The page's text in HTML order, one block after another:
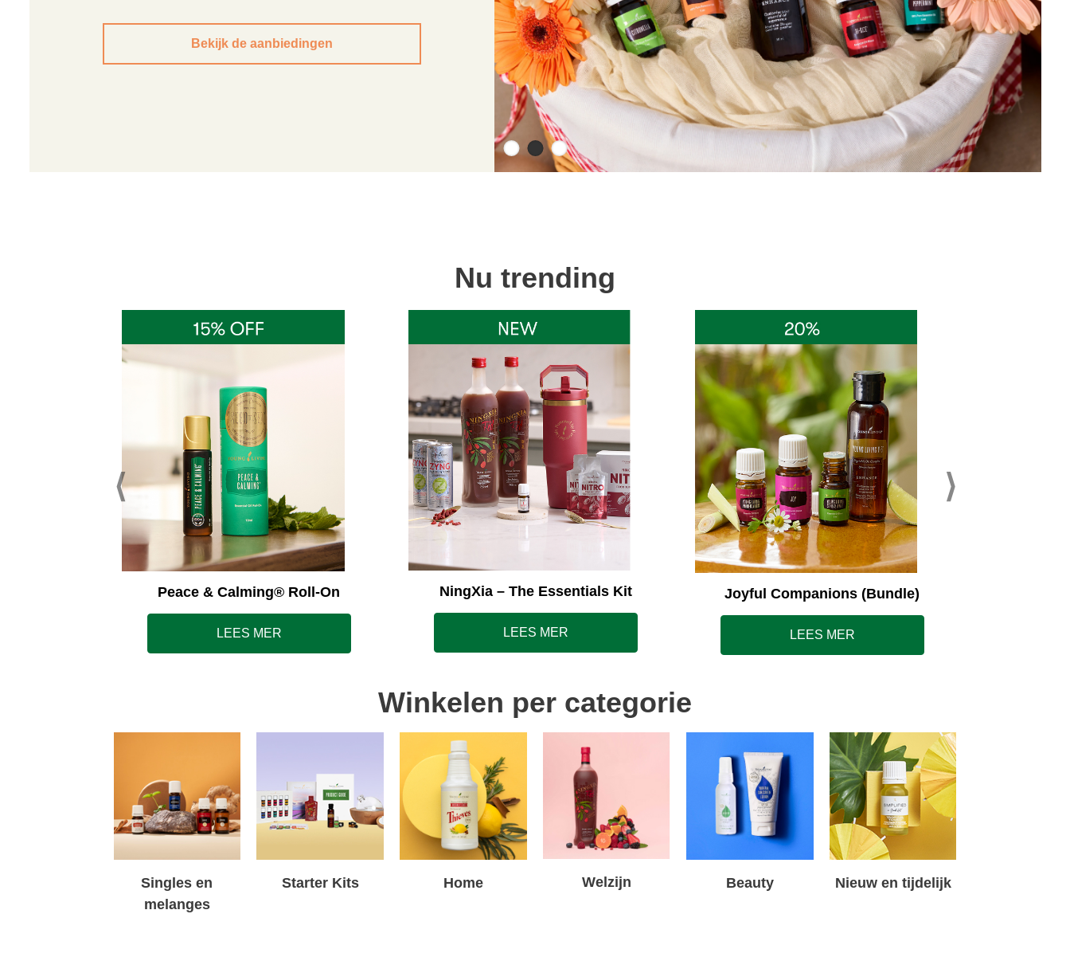
Bekijk de aanbiedingen
Nu trending
Peace & Calming® Roll-On
LEES MER
NingXia – The Essentials Kit
LEES MER
Joyful Companions (Bundle)
LEES MER
Winkelen per categorie
Singles en
melanges
Starter Kits Home Welzijn Beauty Nieuw en tijdelijk